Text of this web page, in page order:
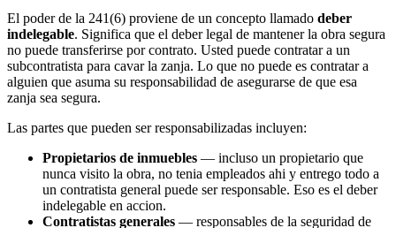
El poder de la 241(6) proviene de un concepto llamado deber
indelegable. Significa que el deber legal de mantener la obra segura
no puede transferirse por contrato. Usted puede contratar a un
subcontratista para cavar la zanja. Lo que no puede es contratar a
alguien que asuma su responsabilidad de asegurarse de que esa
zanja sea segura.
Las partes que pueden ser responsabilizadas incluyen:
Propietarios de inmuebles — incluso un propietario que
nunca visito la obra, no tenia empleados ahi y entrego todo a
un contratista general puede ser responsable. Eso es el deber
indelegable en accion.
Contratistas generales — responsables de la seguridad de